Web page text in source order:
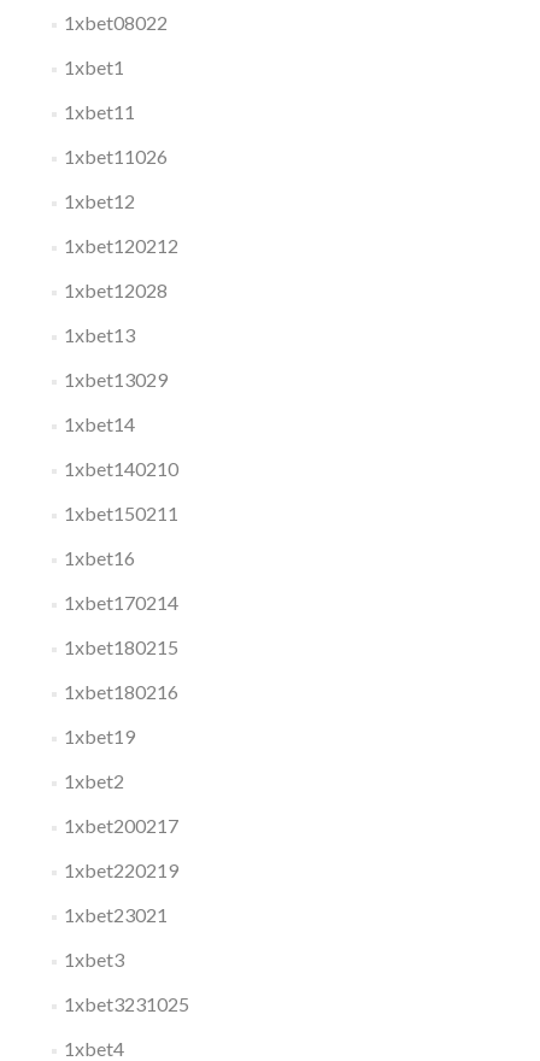
1xbet08022
1xbet1
1xbet11
1xbet11026
1xbet12
1xbet120212
1xbet12028
1xbet13
1xbet13029
1xbet14
1xbet140210
1xbet150211
1xbet16
1xbet170214
1xbet180215
1xbet180216
1xbet19
1xbet2
1xbet200217
1xbet220219
1xbet23021
1xbet3
1xbet3231025
1xbet4